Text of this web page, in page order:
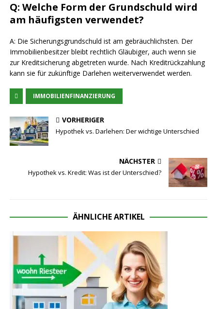
Q: Welche Form der Grundschuld wird
am häufigsten verwendet?
A: Die Sicherungsgrundschuld ist am gebräuchlichsten. Der
Immobilienbesitzer bleibt rechtlich Gläubiger, auch wenn sie
zur Kreditsicherung abgetreten wurde. Nach Kreditrückzahlung
kann sie für zukünftige Darlehen weiterverwendet werden.
IMMOBILIENFINANZIERUNG
VORHERIGER
Hypothek vs. Darlehen: Der wichtige Unterschied
NÄCHSTER
Hypothek vs. Kredit: Was ist der Unterschied?
ÄHNLICHE ARTIKEL